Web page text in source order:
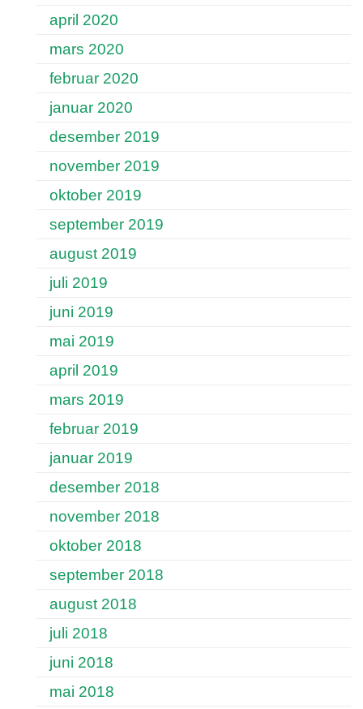
april 2020
mars 2020
februar 2020
januar 2020
desember 2019
november 2019
oktober 2019
september 2019
august 2019
juli 2019
juni 2019
mai 2019
april 2019
mars 2019
februar 2019
januar 2019
desember 2018
november 2018
oktober 2018
september 2018
august 2018
juli 2018
juni 2018
mai 2018